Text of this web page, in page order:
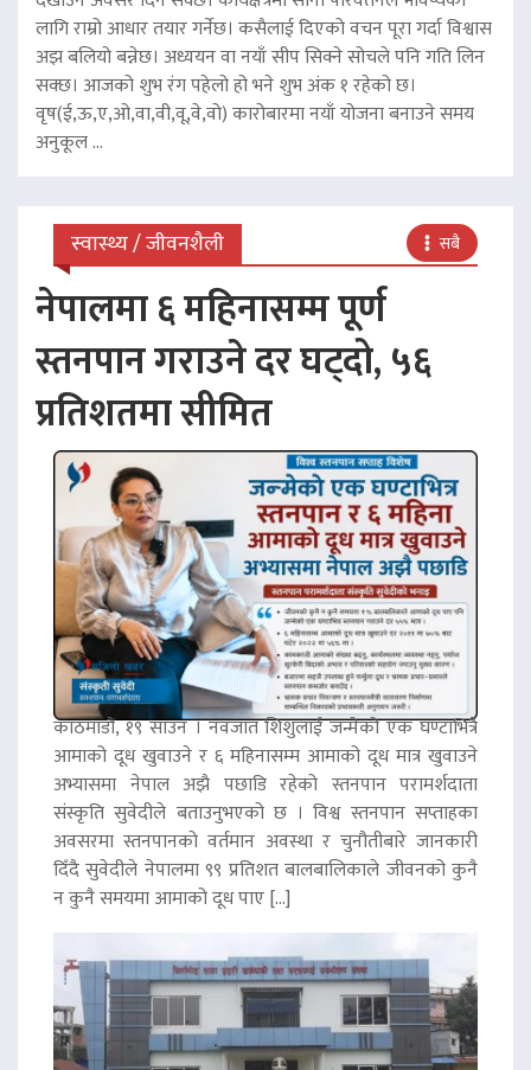
लागि राम्रो आधार तयार गर्नेछ। कसैलाई दिएको वचन पूरा गर्दा विश्वास
अझ बलियो बन्नेछ। अध्ययन वा नयाँ सीप सिक्ने सोचले पनि गति लिन
सक्छ। आजको शुभ रंग पहेलो हो भने शुभ अंक १ रहेको छ।
वृष(ई,ऊ,ए,ओ,वा,वी,वू,वे,वो) कारोबारमा नयाँ योजना बनाउने समय
अनुकूल ...
स्वास्थ्य / जीवनशैली सबै
नेपालमा ६ महिनासम्म पूर्ण
स्तनपान गराउने दर घट्दो, ५६
प्रतिशतमा सीमित
काठमाडौं, १९ साउन । नवजात शिशुलाई जन्मेको एक घण्टाभित्रै
आमाको दूध खुवाउने र ६ महिनासम्म आमाको दूध मात्र खुवाउने
अभ्यासमा नेपाल अझै पछाडि रहेको स्तनपान परामर्शदाता
संस्कृति सुवेदीले बताउनुभएको छ । विश्व स्तनपान सप्ताहका
अवसरमा स्तनपानको वर्तमान अवस्था र चुनौतीबारे जानकारी
दिँदै सुवेदीले नेपालमा ९९ प्रतिशत बालबालिकाले जीवनको कुनै
न कुनै समयमा आमाको दूध पाए […]